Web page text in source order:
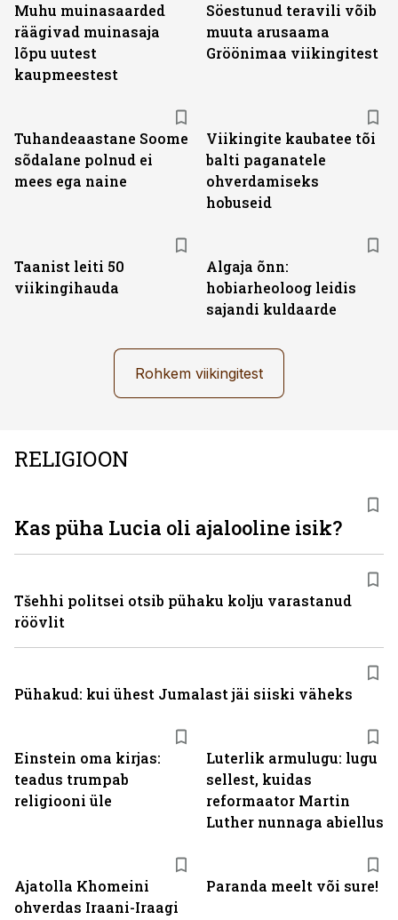
Muhu muinasaarded
räägivad muinasaja
lõpu uutest
kaupmeestest
Söestunud teravili võib
muuta arusaama
Gröönimaa viikingitest
Tuhandeaastane Soome
sõdalane polnud ei
mees ega naine
Viikingite kaubatee tõi
balti paganatele
ohverdamiseks
hobuseid
Taanist leiti 50
viikingihauda
Algaja õnn:
hobiarheoloog leidis
sajandi kuldaarde
Rohkem viikingitest
RELIGIOON
Einstein oma kirjas:
teadus trumpab
religiooni üle
Luterlik armulugu: lugu
sellest, kuidas
reformaator Martin
Luther nunnaga abiellus
Ajatolla Khomeini
ohverdas Iraani-Iraagi
Paranda meelt või sure!
Kas püha Lucia oli ajalooline isik?
Tšehhi politsei otsib pühaku kolju varastanud
röövlit
Pühakud: kui ühest Jumalast jäi siiski väheks